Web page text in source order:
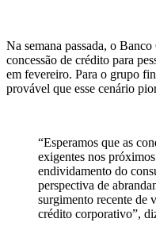
Na semana passada, o
concessão de crédito para
em fevereiro. Para o grupo
provável que esse cenário
“Esperamos que as
exigentes nos
endividamento do
perspectiva de
surgimento recente de
crédito corporativo”,